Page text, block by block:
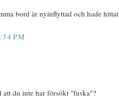
bord är nyinflyttad och hade
PM
att du inte har försökt "fuska"?